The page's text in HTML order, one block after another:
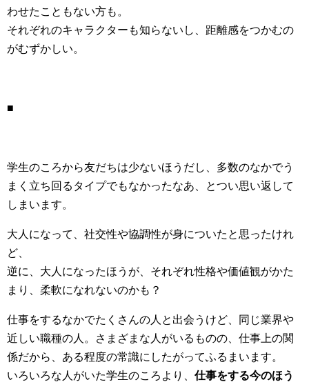
わせたこともない方も。
それぞれのキャラクターも知らないし、距離感をつかむの
がむずかしい。
■
学生のころから友だちは少ないほうだし、多数のなかでう
まく立ち回るタイプでもなかったなあ、とつい思い返して
しまいます。
大人になって、社交性や協調性が身についたと思ったけれ
ど、
逆に、大人になったほうが、それぞれ性格や価値観がかた
まり、柔軟になれないのかも？
仕事をするなかでたくさんの人と出会うけど、同じ業界や
近しい職種の人。さまざまな人がいるものの、仕事上の関
係だから、ある程度の常識にしたがってふるまいます。
いろいろな人がいた学生のころより、 仕事をする今のほう